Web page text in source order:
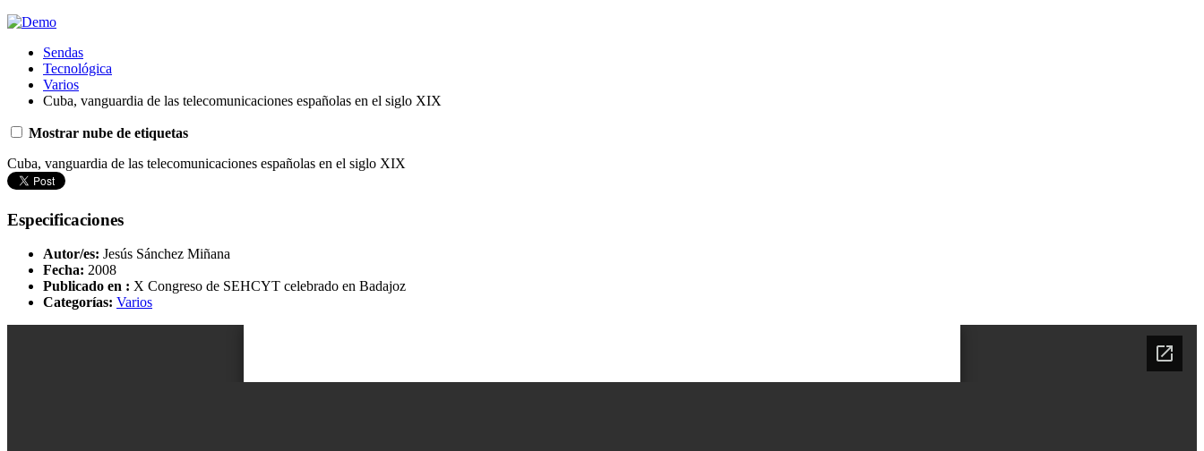
Sendas
Tecnológica
Varios
Cuba, vanguardia de las telecomunicaciones españolas en el siglo XIX
Mostrar nube de etiquetas
Cuba, vanguardia de las telecomunicaciones españolas en el siglo XIX
Especificaciones
Autor/es: Jesús Sánchez Miñana
Fecha: 2008
Publicado en : X Congreso de SEHCYT celebrado en Badajoz
Categorías: Varios